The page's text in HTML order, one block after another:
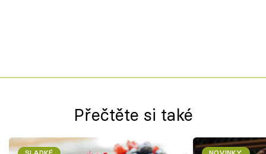
Přečtěte si také